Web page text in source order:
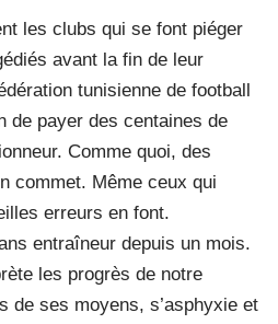
les clubs qui se font piéger
avant la fin de leur
tunisienne de football
de payer des centaines de
Comme quoi, des
commet. Même ceux qui
erreurs en font.
entraîneur depuis un mois.
les progrès de notre
de ses moyens, s’asphyxie et